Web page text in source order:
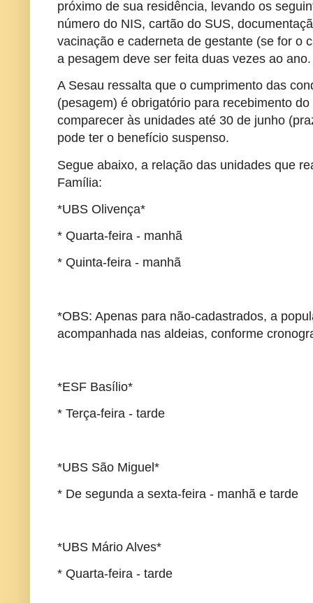
próximo de sua residência, levando os
número do NIS, cartão do SUS,
vacinação e caderneta de gestante (se for o
a pesagem deve ser feita duas vezes ao ano.
A Sesau ressalta que o cumprimento das
(pesagem) é obrigatório para recebimento
comparecer às unidades até 30 de junho
pode ter o benefício suspenso.
Segue abaixo, a relação das unidades que
Família:
*UBS Olivença*
* Quarta-feira - manhã
* Quinta-feira - manhã
*OBS: Apenas para não-cadastrados, a
acompanhada nas aldeias, conforme
*ESF Basílio*
* Terça-feira - tarde
*UBS São Miguel*
* De segunda a sexta-feira - manhã e tarde
*UBS Mário Alves*
* Quarta-feira - tarde